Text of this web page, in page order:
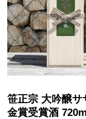
笹正宗 大吟醸サ
金賞受賞酒